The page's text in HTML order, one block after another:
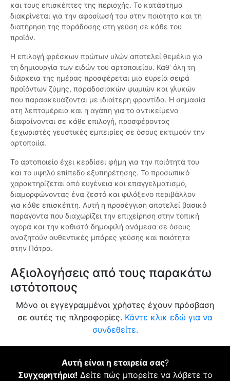
και τους επισκέπτες της περιοχής. Το κατάστημα
διακρίνεται για την αφοσίωσή του στην ποιότητα και τη
διατήρηση της παράδοσης στη γεύση σε κάθε του
προϊόν.
Η επιλογή φρέσκων πρώτων υλών αποτελεί θεμέλιο για
τη δημιουργία των ειδών του αρτοποιείου. Καθ’ όλη τη
διάρκεια της ημέρας προσφέρεται μια ευρεία σειρά
προϊόντων ζύμης, παραδοσιακών ψωμιών και γλυκών
που παρασκευάζονται με ιδιαίτερη φροντίδα. Η σημασία
στη λεπτομέρεια και η αγάπη για το αντικείμενο
διαφαίνονται σε κάθε επιλογή, προσφέροντας
ξεχωριστές γευστικές εμπειρίες σε όσους εκτιμούν την
αρτοποιία.
Το αρτοποιείο έχει κερδίσει φήμη για την ποιότητά του
και το υψηλό επίπεδο εξυπηρέτησης. Το προσωπικό
χαρακτηρίζεται από ευγένεια και επαγγελματισμό,
διαμορφώνοντας ένα ζεστό και φιλόξενο περιβάλλον
για κάθε επισκέπτη. Αυτή η προσέγγιση αποτελεί βασικό
παράγοντα που διαχωρίζει την επιχείρηση στην τοπική
αγορά και την καθιστά δημοφιλή ανάμεσα σε όσους
αναζητούν αυθεντικές μπάρες γεύσης και ποιότητα
στην Πάτρα.
Αξιολογήσεις από τους παρακάτω
ιστότοπους
Μόνο οι εγγεγραμμένοι χρήστες έχουν πρόσβαση
σε αυτές τις πληροφορίες. Κάντε κλικ εδώ για να
συνδεθείτε.
Αυτή είναι η εταιρεία σας?
Συγχαρητήρια! Δείτε πώς μπορείτε να λάβετε το